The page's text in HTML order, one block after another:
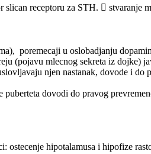
receptoru za STH.  stvaranje
poremecaji u oslobadjanju
(pojavu mlecnog sekreta iz dojke)
njen nastanak, dovode i
puberteta dovodi do pravog
ostecenje hipotalamusa i hipofize